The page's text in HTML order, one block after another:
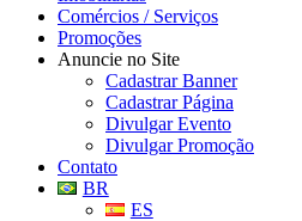
Comércios / Serviços
Promoções
Anuncie no Site
Cadastrar Banner
Cadastrar Página
Divulgar Evento
Divulgar Promoção
Contato
BR
ES